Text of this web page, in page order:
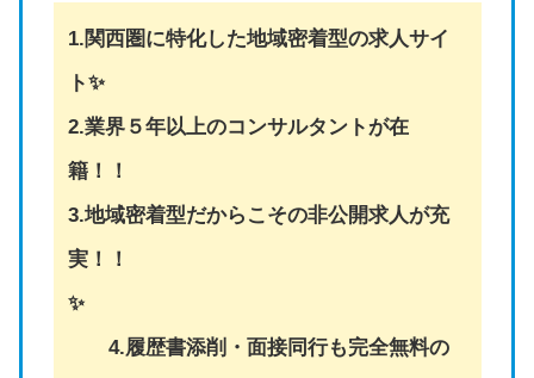
1.関西圏に特化した地域密着型の求人サイ
ト✨
2.業界５年以上のコンサルタントが在
籍！！
3.地域密着型だからこその非公開求人が充
実！！
✨
4.履歴書添削・面接同行も完全無料の